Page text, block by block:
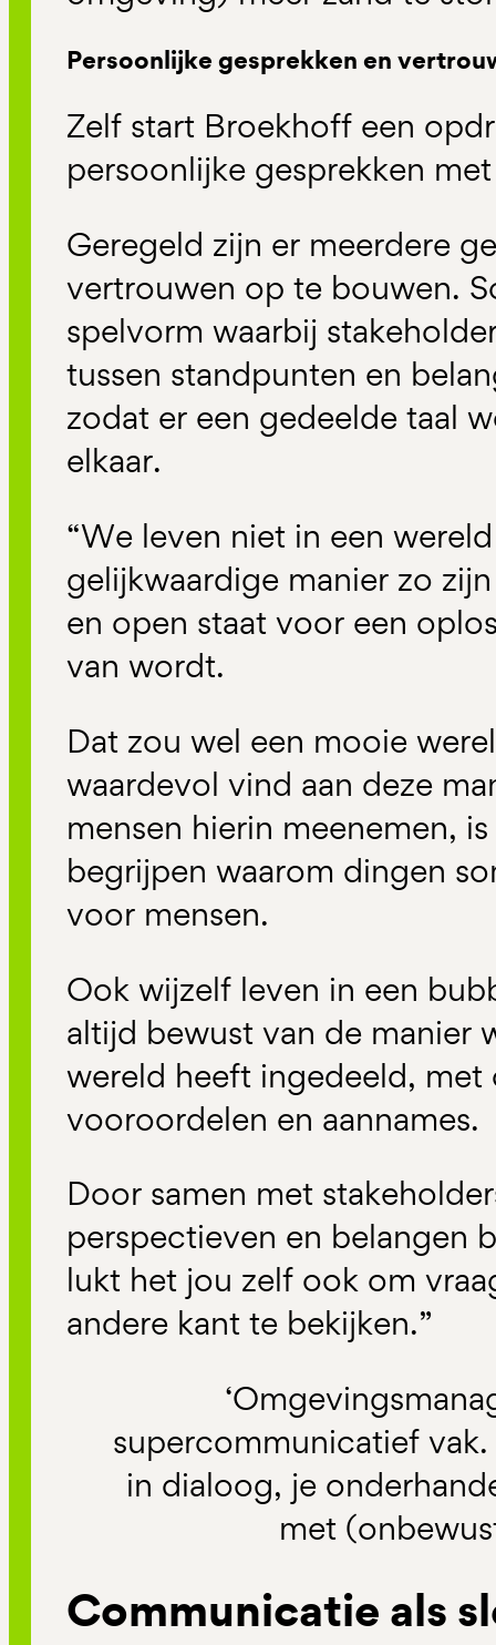
Persoonlijke gesprekken en
Zelf start Broekhoff een
persoonlijke gesprekken
Geregeld zijn er meerdere
vertrouwen op te bouwen.
spelvorm waarbij
tussen standpunten en
zodat er een gedeelde taal
elkaar.
“We leven niet in een
gelijkwaardige manier zo
en open staat voor een
van wordt.
Dat zou wel een mooie
waardevol vind aan deze
mensen hierin meenemen,
begrijpen waarom dingen
voor mensen.
Ook wijzelf leven in een
altijd bewust van de manier
wereld heeft ingedeeld, met
vooroordelen en aannames.
Door samen met
perspectieven en belangen
lukt het jou zelf ook om
andere kant te bekijken.”
supercommunicatief
in dialoog, je
met
Communicatie als